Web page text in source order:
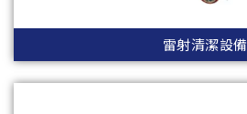
雷射清潔設備